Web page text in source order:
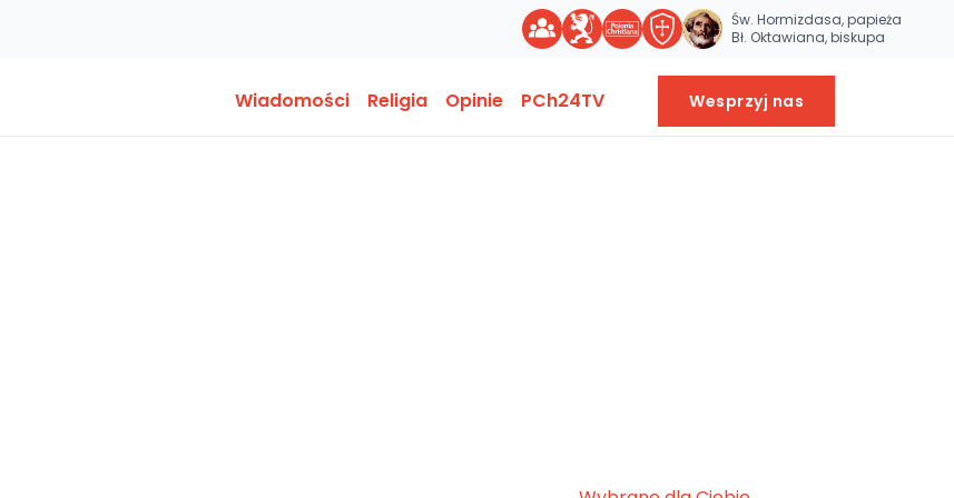
Św. Hormizdasa, papieża
Bł. Oktawiana, biskupa
Wiadomości Religia Opinie PCh24TV Wesprzyj nas